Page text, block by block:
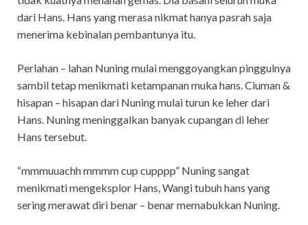
dari Hans. Hans yang merasa nikmat hanya pasrah saja
menerima kebinalan pembantunya itu.
Perlahan – lahan Nuning mulai menggoyangkan pinggulnya
sambil tetap menikmati ketampanan muka hans. Ciuman &
hisapan – hisapan dari Nuning mulai turun ke leher dari
Hans. Nuning meninggalkan banyak cupangan di leher
Hans tersebut.
“mmmuuachh mmmm cup cupppp” Nuning sangat
menikmati mengeksplor Hans, Wangi tubuh hans yang
sering merawat diri benar – benar memabukkan Nuning.